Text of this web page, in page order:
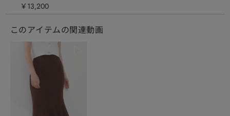
￥13,200
このアイテムの関連動画